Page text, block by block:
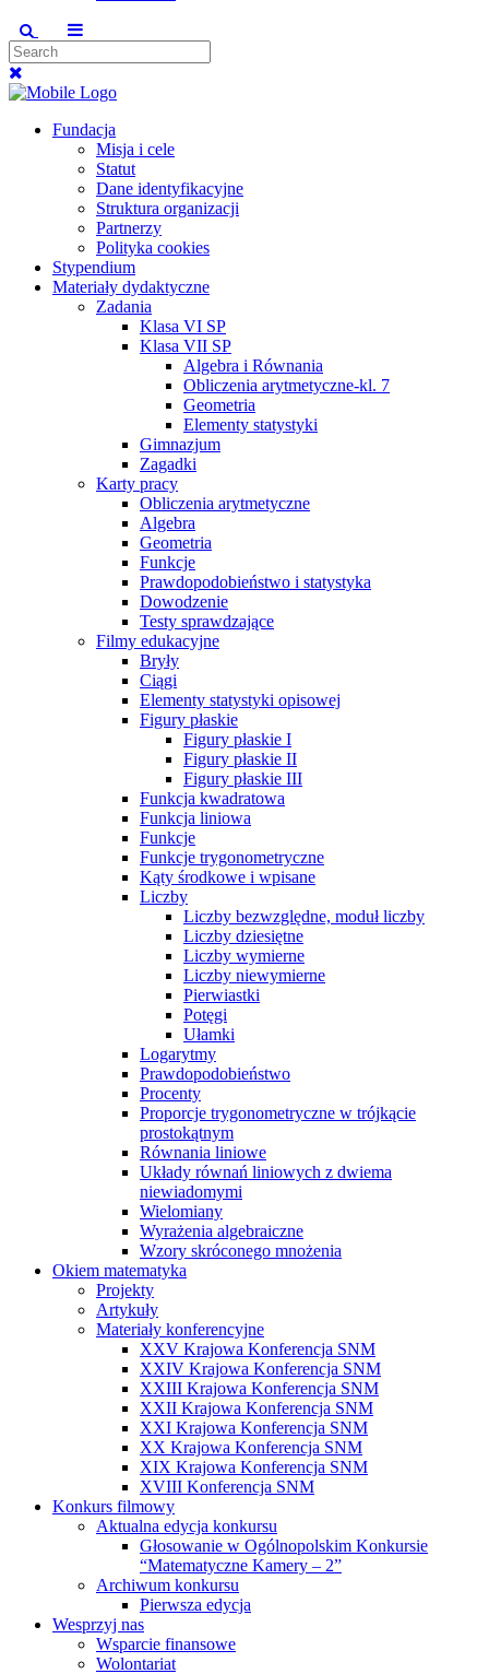
Fundacja
Misja i cele
Statut
Dane identyfikacyjne
Struktura organizacji
Partnerzy
Polityka cookies
Stypendium
Materiały dydaktyczne
Zadania
Klasa VI SP
Klasa VII SP
Algebra i Równania
Obliczenia arytmetyczne-kl. 7
Geometria
Elementy statystyki
Gimnazjum
Zagadki
Karty pracy
Obliczenia arytmetyczne
Algebra
Geometria
Funkcje
Prawdopodobieństwo i statystyka
Dowodzenie
Testy sprawdzające
Filmy edukacyjne
Bryły
Ciągi
Elementy statystyki opisowej
Figury płaskie
Figury płaskie I
Figury płaskie II
Figury płaskie III
Funkcja kwadratowa
Funkcja liniowa
Funkcje
Funkcje trygonometryczne
Kąty środkowe i wpisane
Liczby
Liczby bezwzględne, moduł liczby
Liczby dziesiętne
Liczby wymierne
Liczby niewymierne
Pierwiastki
Potęgi
Ułamki
Logarytmy
Prawdopodobieństwo
Procenty
Proporcje trygonometryczne w trójkącie
prostokątnym
Równania liniowe
Układy równań liniowych z dwiema
niewiadomymi
Wielomiany
Wyrażenia algebraiczne
Wzory skróconego mnożenia
Okiem matematyka
Projekty
Artykuły
Materiały konferencyjne
XXV Krajowa Konferencja SNM
XXIV Krajowa Konferencja SNM
XXIII Krajowa Konferencja SNM
XXII Krajowa Konferencja SNM
XXI Krajowa Konferencja SNM
XX Krajowa Konferencja SNM
XIX Krajowa Konferencja SNM
XVIII Konferencja SNM
Konkurs filmowy
Aktualna edycja konkursu
Głosowanie w Ogólnopolskim Konkursie
“Matematyczne Kamery – 2”
Archiwum konkursu
Pierwsza edycja
Wesprzyj nas
Wsparcie finansowe
Wolontariat